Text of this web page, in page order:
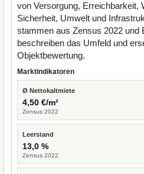
von Versorgung, Erreichbarkeit,
Sicherheit, Umwelt und
stammen aus Zensus 2022 und
beschreiben das Umfeld und
Objektbewertung.
Marktindikatoren
Ø Nettokaltmiete
4,50 €/m²
Zensus 2022
Leerstand
13,0 %
Zensus 2022